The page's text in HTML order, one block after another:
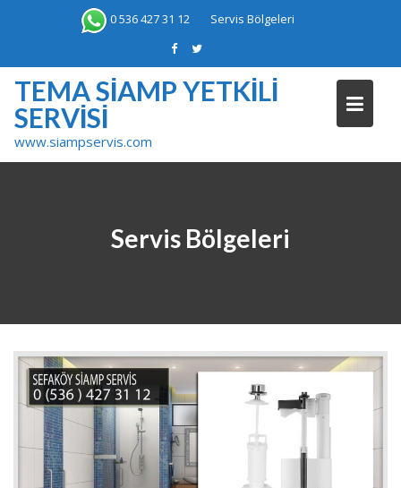
0 536 427 31 12 Servis Bölgeleri
TEMA SIAMP YETKILI
SERVISI
www.siampservis.com
Servis Bölgeleri